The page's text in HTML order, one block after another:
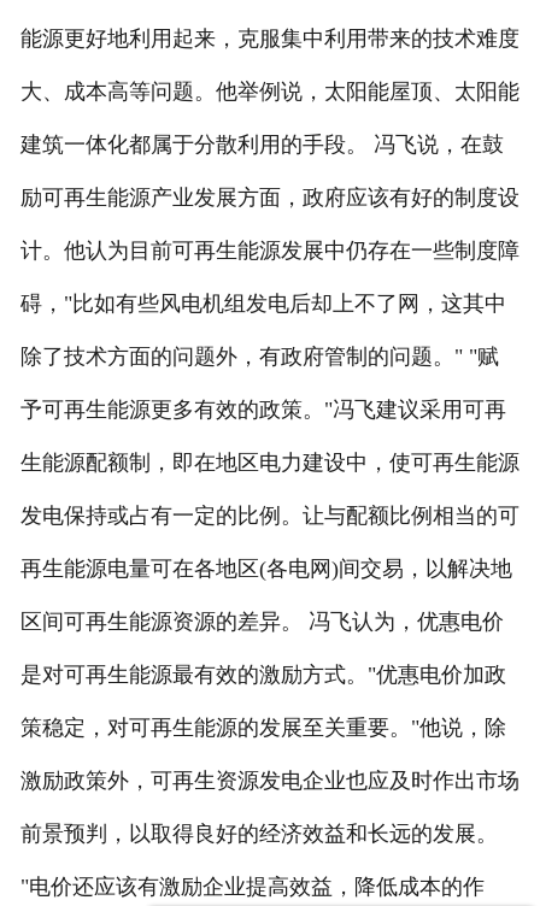
能源更好地利用起来，克服集中利用带来的技术难度
大、成本高等问题。他举例说，太阳能屋顶、太阳能
建筑一体化都属于分散利用的手段。 冯飞说，在鼓
励可再生能源产业发展方面，政府应该有好的制度设
计。他认为目前可再生能源发展中仍存在一些制度障
碍，"比如有些风电机组发电后却上不了网，这其中
除了技术方面的问题外，有政府管制的问题。" "赋
予可再生能源更多有效的政策。"冯飞建议采用可再
生能源配额制，即在地区电力建设中，使可再生能源
发电保持或占有一定的比例。让与配额比例相当的可
再生能源电量可在各地区(各电网)间交易，以解决地
区间可再生能源资源的差异。 冯飞认为，优惠电价
是对可再生能源最有效的激励方式。"优惠电价加政
策稳定，对可再生能源的发展至关重要。"他说，除
激励政策外，可再生资源发电企业也应及时作出市场
前景预判，以取得良好的经济效益和长远的发展。
"电价还应该有激励企业提高效益，降低成本的作